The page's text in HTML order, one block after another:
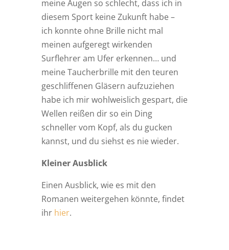
meine Augen so schlecht, dass ich in
diesem Sport keine Zukunft habe –
ich konnte ohne Brille nicht mal
meinen aufgeregt wirkenden
Surflehrer am Ufer erkennen… und
meine Taucherbrille mit den teuren
geschliffenen Gläsern aufzuziehen
habe ich mir wohlweislich gespart, die
Wellen reißen dir so ein Ding
schneller vom Kopf, als du gucken
kannst, und du siehst es nie wieder.
Kleiner Ausblick
Einen Ausblick, wie es mit den
Romanen weitergehen könnte, findet
ihr hier.